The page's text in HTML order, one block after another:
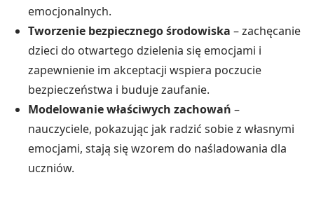
emocjonalnych.
Tworzenie bezpiecznego środowiska – zachęcanie
dzieci do otwartego dzielenia się emocjami i
zapewnienie im akceptacji wspiera poczucie
bezpieczeństwa i buduje zaufanie.
Modelowanie właściwych zachowań –
nauczyciele, pokazując jak radzić sobie z własnymi
emocjami, stają się wzorem do naśladowania dla
uczniów.